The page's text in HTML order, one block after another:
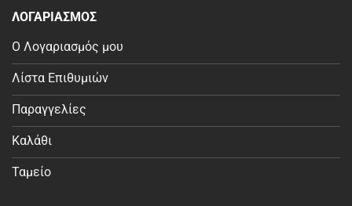
ΛΟΓΑΡΙΑΣΜΟΣ
Ο Λογαριασμός μου
Λίστα Επιθυμιών
Παραγγελίες
Καλάθι
Ταμείο